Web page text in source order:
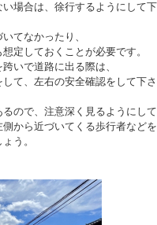
場合は、徐行するようにして
てなかったり、
定しておくことが必要です。
いで道路に出る際は、
て、左右の安全確認をして下
ので、注意深く見るようにし
から近づいてくる歩行者など
う。